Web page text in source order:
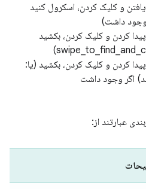
یافتن و کلیک کردن، اسکرول کنید
وجود داشت)
کردن و کلیک کردن، بکشید
کردن و کلیک کردن، بکشید (یا:
اگر وجود داشت